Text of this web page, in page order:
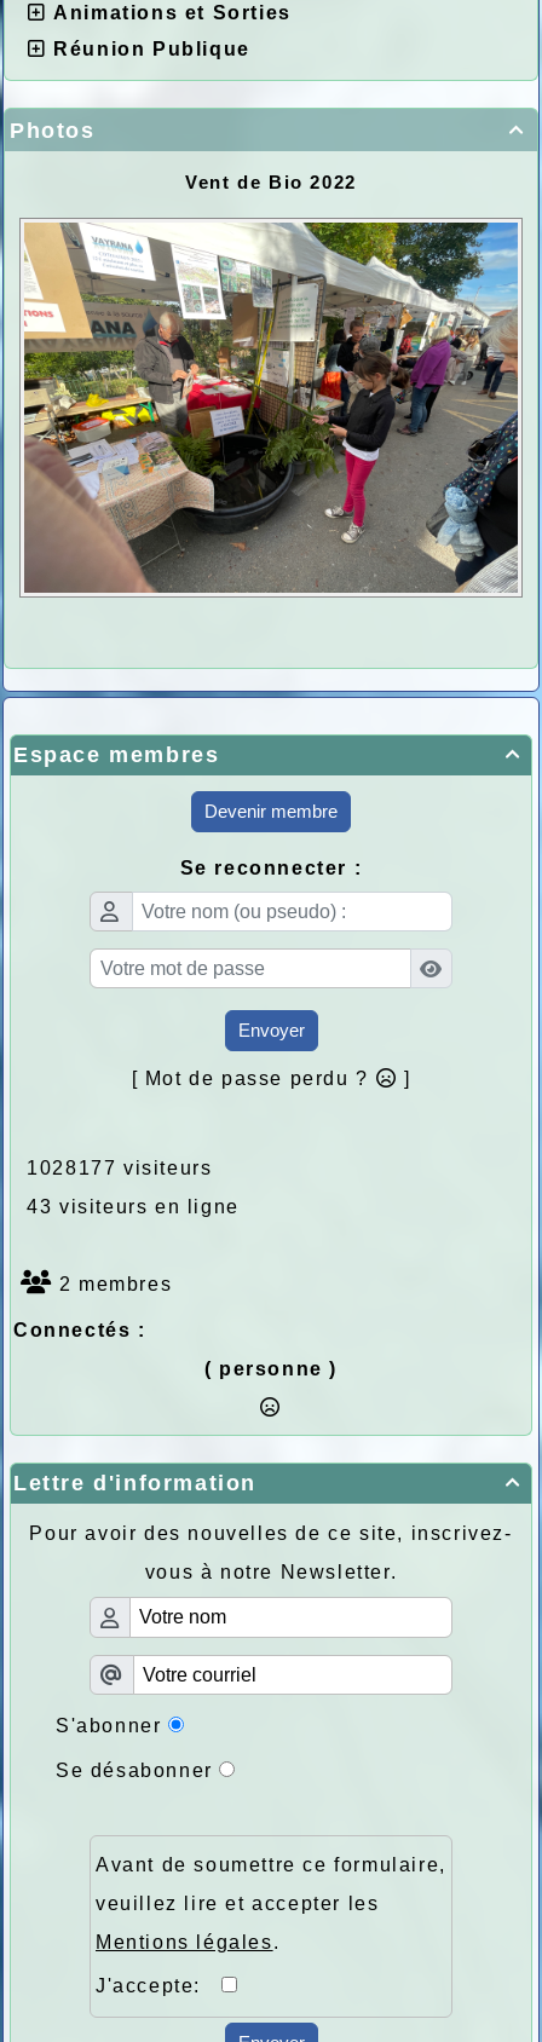
Animations et Sorties
Réunion Publique

Photos
Vent de Bio 2022

Espace membres
Devenir membre
Se reconnecter :
Envoyer
[ Mot de passe perdu ?
1028177 visiteurs
43 visiteurs en ligne
2 membres
Connectés :
( personne )

Lettre d'information
Pour avoir des nouvelles de ce site, inscrivez-
vous à notre Newsletter.
S'abonner
Se désabonner
Avant de soumettre ce formulaire,
veuillez lire et accepter les
Mentions légales.
J'accepte: